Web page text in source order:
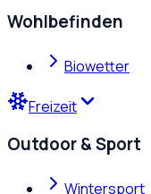
Wohlbefinden
Biowetter
Freizeit
Outdoor & Sport
Wintersport